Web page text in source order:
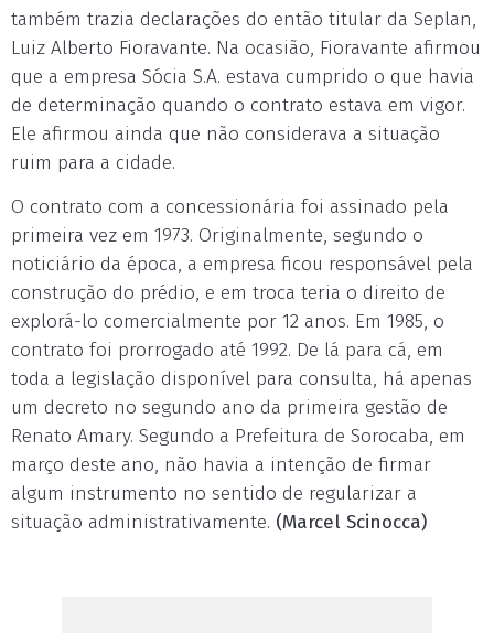
também trazia declarações do então titular da Seplan,
Luiz Alberto Fioravante. Na ocasião, Fioravante afirmou
que a empresa Sócia S.A. estava cumprido o que havia
de determinação quando o contrato estava em vigor.
Ele afirmou ainda que não considerava a situação
ruim para a cidade.
O contrato com a concessionária foi assinado pela
primeira vez em 1973. Originalmente, segundo o
noticiário da época, a empresa ficou responsável pela
construção do prédio, e em troca teria o direito de
explorá-lo comercialmente por 12 anos. Em 1985, o
contrato foi prorrogado até 1992. De lá para cá, em
toda a legislação disponível para consulta, há apenas
um decreto no segundo ano da primeira gestão de
Renato Amary. Segundo a Prefeitura de Sorocaba, em
março deste ano, não havia a intenção de firmar
algum instrumento no sentido de regularizar a
situação administrativamente. (Marcel Scinocca)